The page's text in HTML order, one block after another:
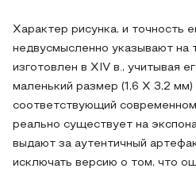
Характер рисунка, и точность
недвусмысленно указывают на
изготовлен в XIV в., учитывая
маленький размер (1,6 Х 3,2 мм)
соответствующий
реально существует на
выдают за аутентичный
исключать версию о том, что